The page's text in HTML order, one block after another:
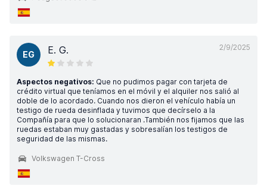
2/9/2025
EG E. G.
Aspectos negativos: Que no pudimos pagar con tarjeta de
crédito virtual que teníamos en el móvil y el alquiler nos salió al
doble de lo acordado. Cuando nos dieron el vehículo había un
testigo de rueda desinflada y tuvimos que decírselo a la
Compañía para que lo solucionaran .También nos fijamos que las
ruedas estaban muy gastadas y sobresalían los testigos de
seguridad de las mismas.
Volkswagen T-Cross